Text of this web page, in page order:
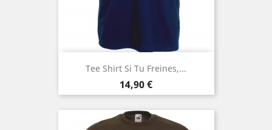
Tee Shirt Si Tu Freines,...
Prix
14,90 €